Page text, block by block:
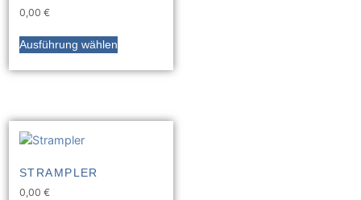
0,00 €
Ausführung wählen
STRAMPLER
0,00 €